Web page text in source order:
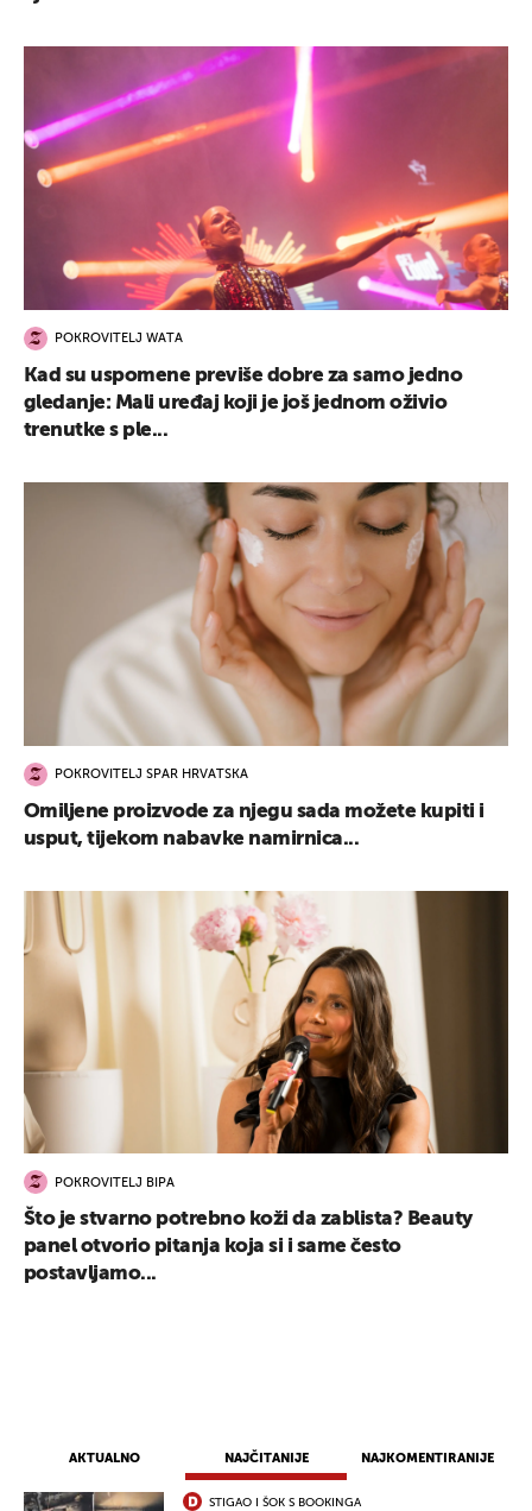
AKTUALNO NAJČITANIJE NAJKOMENTIRANIJE
STIGAO I ŠOK S BOOKINGA
POKROVITELJ WATA
Kad su uspomene previše dobre za samo jedno
gledanje: Mali uređaj koji je još jednom oživio
trenutke s ple...
POKROVITELJ SPAR HRVATSKA
Omiljene proizvode za njegu sada možete kupiti i
usput, tijekom nabavke namirnica...
POKROVITELJ BIPA
Što je stvarno potrebno koži da zablista? Beauty
panel otvorio pitanja koja si i same često
postavljamo...
UKLJUČITE NOTIFIKACIJE